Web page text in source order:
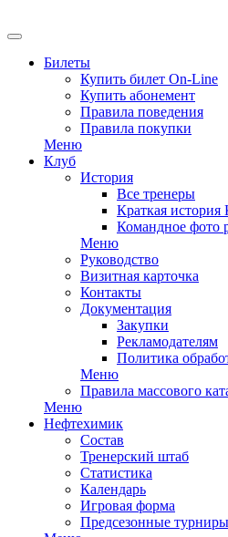
Билеты
Купить билет On-Line
Купить абонемент
Правила поведения
Правила покупки
Меню
Клуб
История
Все тренеры
Краткая история
Командное фото
Меню
Руководство
Визитная карточка
Контакты
Документация
Закупки
Рекламодателям
Политика
Меню
Правила массового
Меню
Нефтехимик
Состав
Тренерский штаб
Статистика
Календарь
Игровая форма
Предсезонные турниры